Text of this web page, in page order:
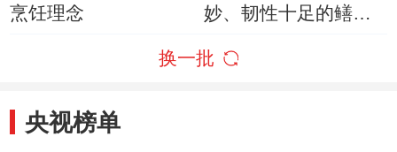
烹饪理念
妙、韧性十足的鳝鱼
换一批
央视榜单